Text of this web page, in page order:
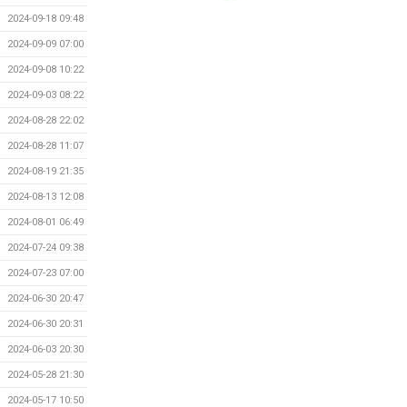
2024-09-18 09:48
2024-09-09 07:00
2024-09-08 10:22
2024-09-03 08:22
2024-08-28 22:02
2024-08-28 11:07
2024-08-19 21:35
2024-08-13 12:08
2024-08-01 06:49
2024-07-24 09:38
2024-07-23 07:00
2024-06-30 20:47
2024-06-30 20:31
2024-06-03 20:30
2024-05-28 21:30
2024-05-17 10:50